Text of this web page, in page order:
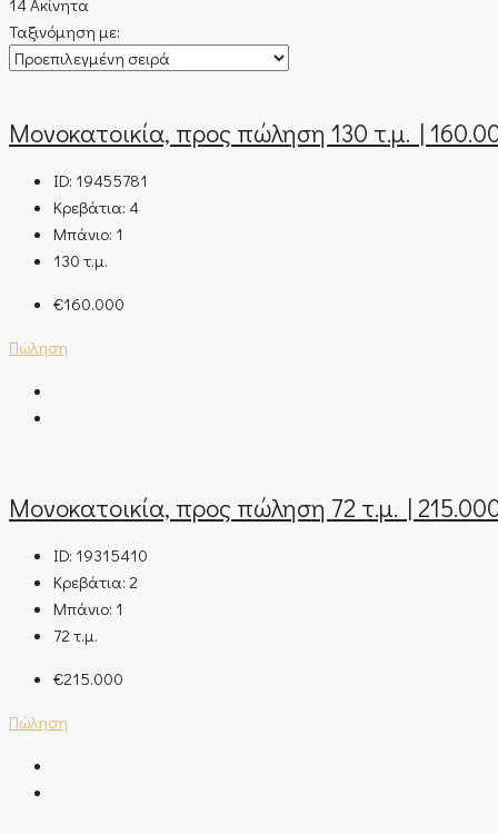
14 Ακίνητα
Ταξινόμηση με:
Μονοκατοικία, προς πώληση 130 τ.μ. |
ID: 19455781
Κρεβάτια: 4
Μπάνιο: 1
130 τ.μ.
€160.000
Πώληση
Μονοκατοικία, προς πώληση 72 τ.μ. |
ID: 19315410
Κρεβάτια: 2
Μπάνιο: 1
72 τ.μ.
€215.000
Πώληση